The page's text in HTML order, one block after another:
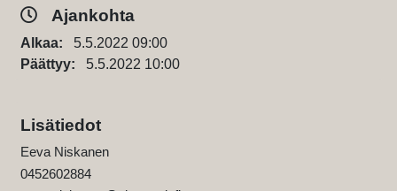
Ajankohta
Alkaa: 5.5.2022 09:00
Päättyy: 5.5.2022 10:00
Lisätiedot
Eeva Niskanen
0452602884